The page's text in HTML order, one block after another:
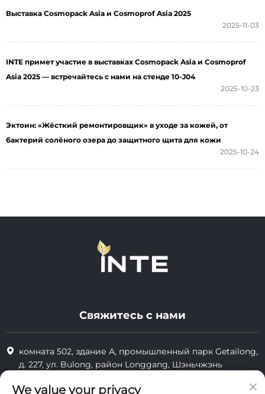
Выставка Cosmopack Asia и Cosmoprof Asia 2025
2025-11-03
INTE примет участие в выставках Cosmopack Asia и Cosmoprof
Asia 2025 — встречайтесь с нами на стенде 10-J04
2025-10-23
Эктоин: «Жёсткий ремонтировщик» в уходе за кожей, от
бактерий солёного озера до защитного щита для кожи
2025-10-24
Свяжитесь с нами
комната 502, здание А, промышленный парк Getailong,
д. 227, ул. Bulong, район Longgang, Шэньчжэнь
+86-13823773549
We value your privacy